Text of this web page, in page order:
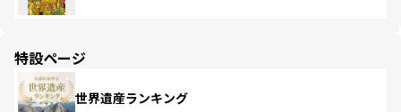
特設ページ
世界遺産ランキング